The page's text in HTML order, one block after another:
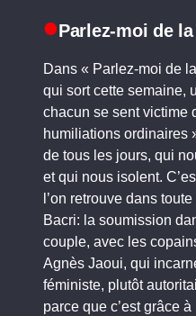
Parlez-moi de
Dans « Parlez-moi de
qui sort cette semaine,
chacun se sent victime
humiliations ordinaires
de tous les jours, qui
et qui nous isolent.
l’on retrouve dans
Bacri: la soumission
couple, avec les
Agnès Jaoui, qui
féministe, plutôt
parce que c’est grâce